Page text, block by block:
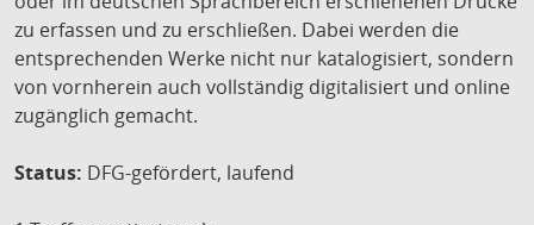
zu erfassen und zu erschließen. Dabei werden die
entsprechenden Werke nicht nur katalogisiert, sondern
von vornherein auch vollständig digitalisiert und online
zugänglich gemacht.
Status: DFG-gefördert, laufend